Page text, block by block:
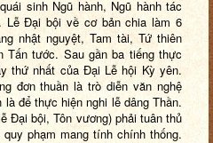
sinh Ngũ hành, Ngũ hành tác
Lễ Đại bội về cơ bản chia làm 6
nhật nguyệt, Tam tài, Tứ thiên
Tấn tước. Sau gần ba tiếng thực
thứ nhất của Đại Lễ hội Kỳ yên.
đơn thuần là trò diễn văn nghệ
để thực hiện nghi lễ dâng Thần.
Đại bội, Tôn vương) phải tuân thủ
phạm mang tính chính thống.